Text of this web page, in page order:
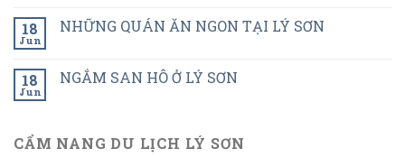
18
Jun
NHỮNG QUÁN ĂN NGON TẠI LÝ SƠN
18
Jun
NGẮM SAN HÔ Ở LÝ SƠN
CẨM NANG DU LỊCH LÝ SƠN